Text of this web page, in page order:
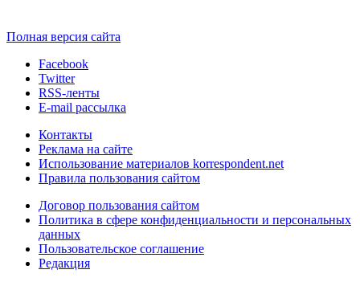
Полная версия сайта
Facebook
Twitter
RSS-ленты
E-mail рассылка
Контакты
Реклама на сайте
Использование материалов korrespondent.net
Правила пользования сайтом
Договор пользования сайтом
Политика в сфере конфиденциальности и персональных
данных
Пользовательское соглашение
Редакция